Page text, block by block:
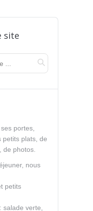
site
portes,
petits plats, de
de photos.
nous
petits
verte,